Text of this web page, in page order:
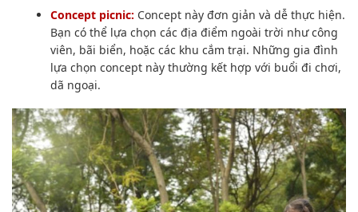
Concept picnic: Concept này đơn giản và dễ thực hiện.
Bạn có thể lựa chọn các địa điểm ngoài trời như công
viên, bãi biển, hoặc các khu cắm trại. Những gia đình
lựa chọn concept này thường kết hợp với buổi đi chơi,
dã ngoại.